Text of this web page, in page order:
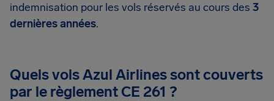
indemnisation pour les vols réservés au cours des 3
dernières années.
Quels vols Azul Airlines sont couverts
par le règlement CE 261 ?